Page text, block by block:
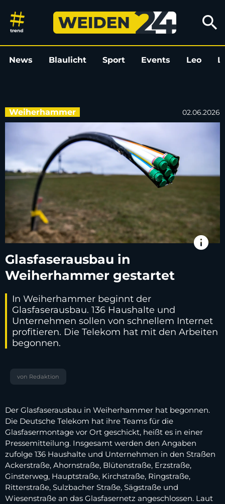
Glasfaserausbau in
search
News Blaulicht Sport Events Leo
Weiherhammer 02.06.2026
info
Glasfaserausbau in
Weiherhammer gestartet
In Weiherhammer beginnt der
Glasfaserausbau. 136 Haushalte und
Unternehmen sollen von schnellem Internet
profitieren. Die Telekom hat mit den Arbeiten
begonnen.
von Redaktion
Der Glasfaserausbau in Weiherhammer hat begonnen.
Die Deutsche Telekom hat ihre Teams für die
Glasfasermontage vor Ort geschickt, heißt es in einer
Pressemitteilung. Insgesamt werden den Angaben
zufolge 136 Haushalte und Unternehmen in den Straßen
Ackerstraße, Ahornstraße, Blütenstraße, Erzstraße,
Ginsterweg, Hauptstraße, Kirchstraße, Ringstraße,
Ritterstraße, Sulzbacher Straße, Sägstraße und
Wiesenstraße an das Glasfasernetz angeschlossen. Laut